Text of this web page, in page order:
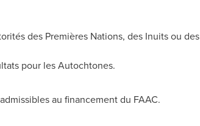
des Premières Nations, des Inuits ou des
pour les Autochtones.
au financement du FAAC.